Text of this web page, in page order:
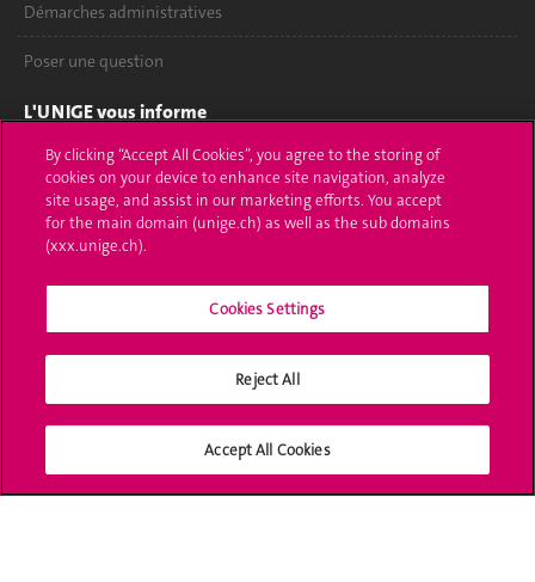
Démarches administratives
Poser une question
L'UNIGE vous informe
UNIGE Mobile
Médias
Offres d'emploi
Calendrier académique
Médias sociaux UNIGE
By clicking “Accept All Cookies”, you agree to the storing of
cookies on your device to enhance site navigation, analyze
site usage, and assist in our marketing efforts. You accept
for the main domain (unige.ch) as well as the sub domains
(xxx.unige.ch).
Cookies Settings
Reject All
Accept All Cookies